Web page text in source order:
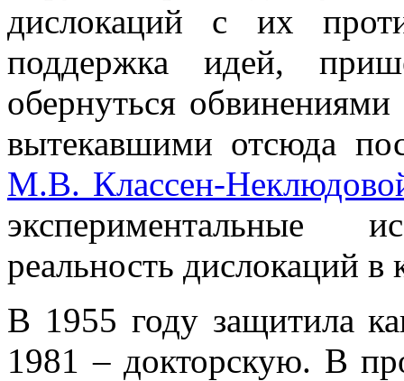
дислокаций с их
поддержка идей,
обернуться
вытекавшими отсюда
М.В. Классен-
экспериментальные
реальность дислокаций в
В 1955 году защитила
1981 – докторскую. В